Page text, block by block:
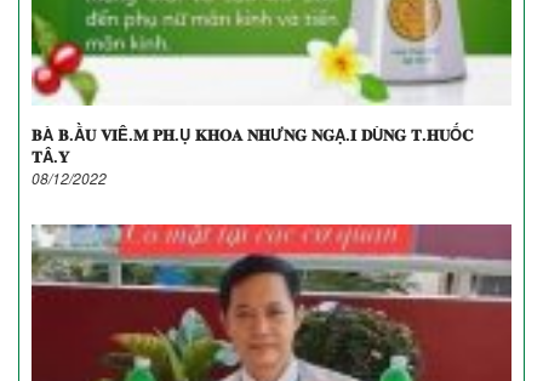
𝐁À 𝐁.Ầ𝐔 𝐕𝐈Ê.𝐌 𝐏𝐇.Ụ 𝐊𝐇𝐎𝐀 𝐍𝐇Ư𝐍𝐆 𝐍𝐆Ạ.𝐈 𝐃Ù𝐍𝐆 𝐓.𝐇𝐔Ố𝐂
𝐓Â.𝐘
08/12/2022